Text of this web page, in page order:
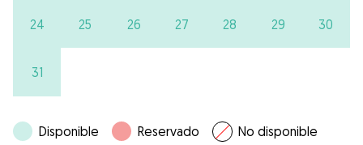
24 25 26 27 28 29 30
31
Disponible Reservado No disponible